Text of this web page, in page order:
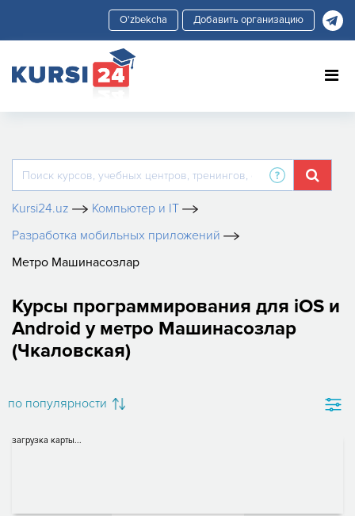
Добавить организацию
Kursi24.uz
Компьютер и IT
Разработка мобильных приложений
Метро Машинасозлар
Курсы программирования для iOS и
Android у метро Машинасозлар
(Чкаловская)
по популярности
загрузка карты...